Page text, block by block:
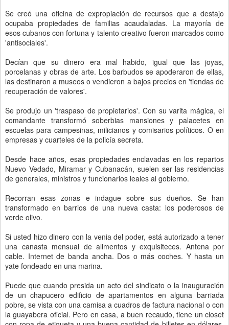
Se creó una oficina de expropiación de recursos que a destajo
ocupaba propiedades de familias acaudaladas. La mayoría de
esos cubanos con fortuna y talento creativo fueron marcados como
'antisociales'.
Decían que su dinero era mal habido, igual que las joyas,
porcelanas y obras de arte. Los barbudos se apoderaron de ellas,
las destinaron a museos o vendieron a bajos precios en 'tiendas de
recuperación de valores'.
Se produjo un 'traspaso de propietarios'. Con su varita mágica, el
comandante transformó soberbias mansiones y palacetes en
escuelas para campesinas, milicianos y comisarios políticos. O en
empresas y cuarteles de la policía secreta.
Desde hace años, esas propiedades enclavadas en los repartos
Nuevo Vedado, Miramar y Cubanacán, suelen ser las residencias
de generales, ministros y funcionarios leales al gobierno.
Recorran esas zonas e indague sobre sus dueños. Se han
transformado en barrios de una nueva casta: los poderosos de
verde olivo.
Si usted hizo dinero con la venia del poder, está autorizado a tener
una canasta mensual de alimentos y exquisiteces. Antena por
cable. Internet de banda ancha. Dos o más coches. Y hasta un
yate fondeado en una marina.
Puede que cuando presida un acto del sindicato o la inauguración
de un chapucero edificio de apartamentos en alguna barriada
pobre, se vista con una camisa a cuadros de factura nacional o con
la guayabera oficial. Pero en casa, a buen recaudo, tiene un closet